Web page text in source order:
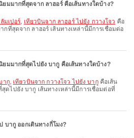
ยมมากที่สุดจาก ลาฮอร์ คือเส้นทางใดบ้าง?
มเปอร์, เที่ยวบินจาก ลาฮอร์ ไปยัง กวางโจว คือ
กที่สุดจาก ลาฮอร์ เส้นทางเหล่านี้มีการเชื่อมต่อ
ยมมากที่สุดไปยัง บากู คือเส้นทางใดบ้าง?
ากู, เที่ยวบินจาก กวางโจว ไปยัง บากูคือเส้น
ดไปยัง บากู เส้นทางเหล่านี้มีการเชื่อมต่อที่
บากู ออกเดินทางกี่โมง?